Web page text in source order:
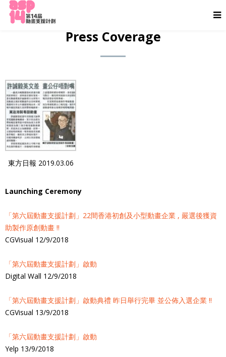
Press Coverage
東方日報 2019.03.06
Launching Ceremony
「第六屆動畫支援計劃」22間香港初創及小型動畫企業 , 嚴選後獲資
助製作原創動畫 !!
CGVisual 12/9/2018
「第六屆動畫支援計劃」啟動
Digital Wall 12/9/2018
「第六屆動畫支援計劃」啟動典禮 昨日舉行完畢 並公佈入選企業 !!
CGVisual 13/9/2018
「第六屆動畫支援計劃」啟動
Yelp 13/9/2018